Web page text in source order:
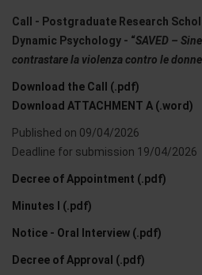
Call - Postgraduate Research
Dynamic Psychology - “SAVED –
contrastare la violenza contro le donne
Download the Call (.pdf)
Download ATTACHMENT A (.word)
Published on 09/04/2026
Deadline for submission 19/04/2026
Decree of Appointment (.pdf)
Minutes I (.pdf)
Notice - Oral Interview (.pdf)
Decree of Approval (.pdf)